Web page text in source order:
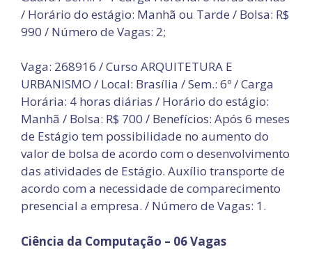
/ Horário do estágio: Manhã ou Tarde / Bolsa: R$
990 / Número de Vagas: 2;
Vaga: 268916 / Curso ARQUITETURA E
URBANISMO / Local: Brasília / Sem.: 6º / Carga
Horária: 4 horas diárias / Horário do estágio:
Manhã / Bolsa: R$ 700 / Benefícios: Após 6 meses
de Estágio tem possibilidade no aumento do
valor de bolsa de acordo com o desenvolvimento
das atividades de Estágio. Auxílio transporte de
acordo com a necessidade de comparecimento
presencial a empresa. / Número de Vagas: 1.
Ciência da Computação – 06 Vagas